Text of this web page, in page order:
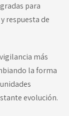
para
respuesta de
más
la forma
evolución.